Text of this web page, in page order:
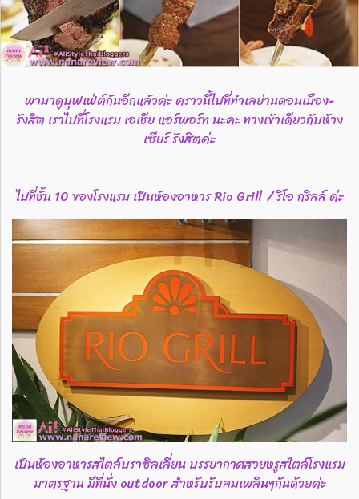
พามาดูบุฟเฟ่ต์กันอีกแล้วค่ะ คราวนี้ไปที่ทำเลย่านดอนเมือง-
รังสิต เราไปที่โรงแรม เอเชีย แอร์พอร์ท นะคะ ทางเข้าเดียวกับห้าง
เซียร์ รังสิตค่ะ
ไปที่ชั้น 10 ของโรงแรม เป็นห้องอาหาร Rio Grill / ริโอ กริลล์ ค่ะ
เป็นห้องอาหารสไตล์บราซิลเลี่ยน บรรยากาศสวยหรูสไตล์โรงแรม
มาตรฐาน มีที่นั่ง outdoor สำหรับรับลมเพลินๆกันด้วยค่ะ